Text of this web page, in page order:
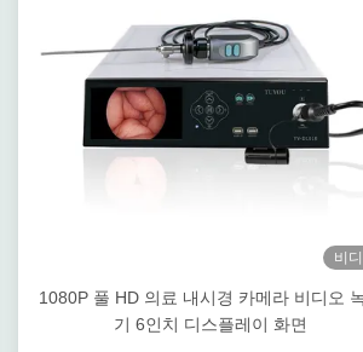
비
1080P 풀 HD 의료 내시경 카메라 비디오
기 6인치 디스플레이 화면